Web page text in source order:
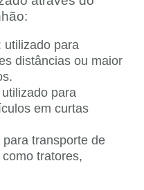
utilizado para
distâncias ou maior
utilizado para
em curtas
para transporte de
tratores,